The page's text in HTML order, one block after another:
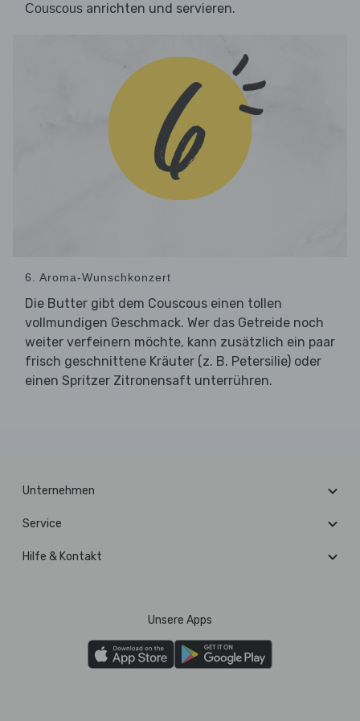
Couscous anrichten und servieren.
6. Aroma-Wunschkonzert
Die Butter gibt dem Couscous einen tollen
vollmundigen Geschmack. Wer das Getreide noch
weiter verfeinern möchte, kann zusätzlich ein paar
frisch geschnittene Kräuter (z. B. Petersilie) oder
einen Spritzer Zitronensaft unterrühren.
Unternehmen
Service
Hilfe & Kontakt
Unsere Apps